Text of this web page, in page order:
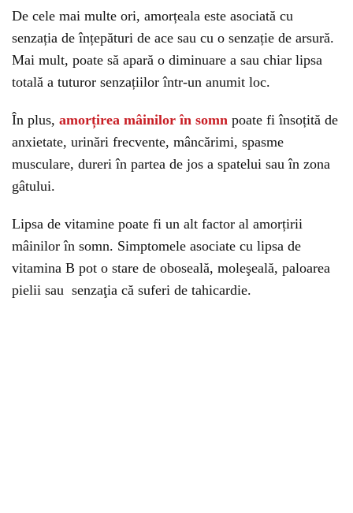
De cele mai multe ori, amorțeala este asociată cu
senzația de înțepături de ace sau cu o senzație de arsură.
Mai mult, poate să apară o diminuare a sau chiar lipsa
totală a tuturor senzațiilor într-un anumit loc.
În plus, amorțirea mâinilor în somn poate fi însoțită de
anxietate, urinări frecvente, mâncărimi, spasme
musculare, dureri în partea de jos a spatelui sau în zona
gâtului.
Lipsa de vitamine poate fi un alt factor al amorțirii
mâinilor în somn. Simptomele asociate cu lipsa de
vitamina B pot o stare de oboseală, moleşeală, paloarea
pielii sau senzaţia că suferi de tahicardie.